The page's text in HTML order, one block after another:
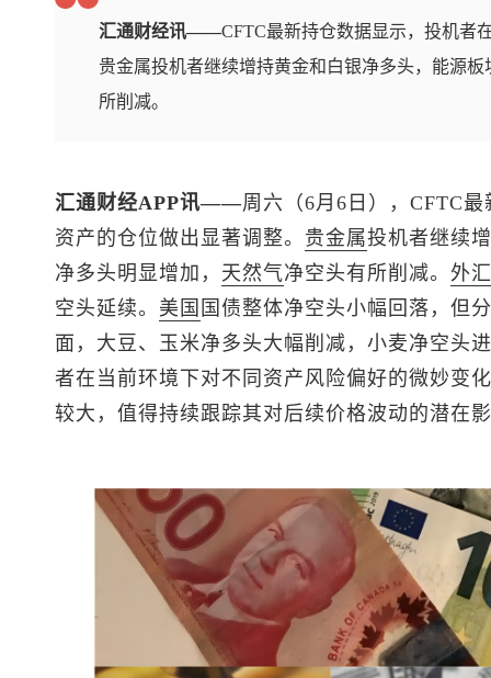
汇通财经讯——CFTC最新持仓数据显示，投机者
贵金属投机者继续增持黄金和白银净多头，能源
所削减。
汇通财经APP讯——周六（6月6日），CFTC
资产的仓位做出显著调整。 贵金属投机者继续
净多头明显增加， 天然气净空头有所削减。 外汇
空头延续。 美国 国债整体净空头小幅回落，但
面，大豆、玉米净多头大幅削减，小麦净空头
者在当前环境下对不同资产风险偏好的微妙变
较大，值得持续跟踪其对后续价格波动的潜在